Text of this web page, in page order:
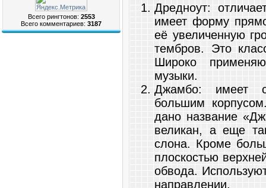
Всего рингтонов: 2553
Всего комментариев: 3187
Дредноут:
имеет форму
её увеличенную
тембров. Это
Широко
музыки.
Джамбо: имеет
большим
дано название
великан, а еще
слона. Кроме
плоскостью
обвода.
направлении.